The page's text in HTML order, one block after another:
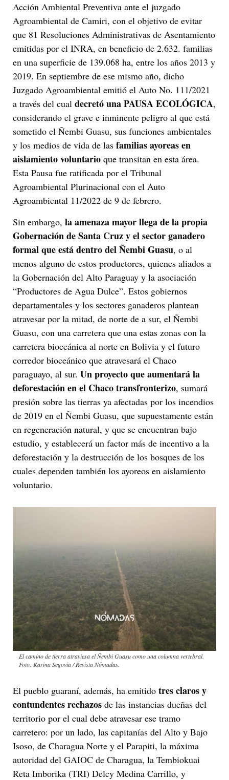
Acción Ambiental Preventiva ante el juzgado
Agroambiental de Camiri, con el objetivo de evitar
que 81 Resoluciones Administrativas de Asentamiento
emitidas por el INRA, en beneficio de 2.632. familias
en una superficie de 139.068 ha, entre los años 2013 y
2019. En septiembre de ese mismo año, dicho
Juzgado Agroambiental emitió el Auto No. 111/2021
a través del cual decretó una PAUSA ECOLÓGICA,
considerando el grave e inminente peligro al que está
sometido el Ñembi Guasu, sus funciones ambientales
y los medios de vida de las familias ayoreas en
aislamiento voluntario que transitan en esta área.
Esta Pausa fue ratificada por el Tribunal
Agroambiental Plurinacional con el Auto
Agroambiental 11/2022 de 9 de febrero.
Sin embargo, la amenaza mayor llega de la propia
Gobernación de Santa Cruzy el sector ganadero
formal que está dentro del Ñembi Guasu, o al
menos alguno de estos productores, quienes aliados a
la Gobernación del Alto Paraguay y la asociación
“Productores de Agua Dulce”. Estos gobiernos
departamentales y los sectores ganaderos plantean
atravesar por la mitad, de norte de a sur, el Ñembi
Guasu, con una carretera que una estas zonas con la
carretera bioceánica al norte en Bolivia y el futuro
corredor bioceánico que atravesará el Chaco
paraguayo, al sur. Un proyecto que aumentará la
deforestación en el Chaco transfronterizo, sumará
presión sobre las tierras ya afectadas por los incendios
de 2019 en el Ñembi Guasu, que supuestamente están
en regeneración natural, y que se encuentran bajo
estudio, y establecerá un factor más de incentivo a la
deforestación y la destrucción de los bosques de los
cuales dependen también los ayoreos en aislamiento
voluntario.
El camino de tierra atraviesa el Ñembi Guasu como una columna vertebral.
Foto: Karina Segovia / Revista Nómadas.
El pueblo guaraní, además, ha emitido tres claros y
contundentes rechazos de las instancias dueñas del
territorio por el cual debe atravesar ese tramo
carretero: por un lado, las capitanías del Alto y Bajo
Isoso, de Charagua Norte y el Parapiti, la máxima
autoridad del GAIOC de Charagua, la Tembiokuai
Reta Imborika (TRI) Delcy Medina Carrillo, y